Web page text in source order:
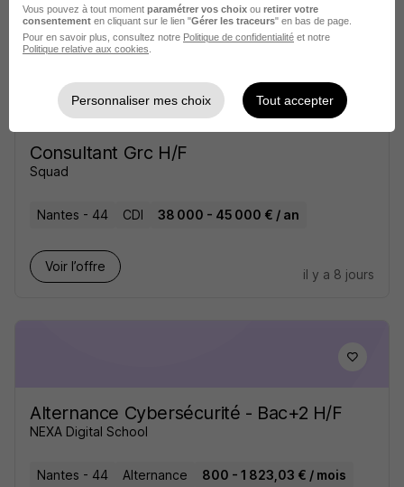
Voir l’offre
il y a 21 jours
Consultant Grc H/F
Squad
Nantes - 44 CDI 38 000 - 45 000 € / an
Voir l’offre
il y a 8 jours
Alternance Cybersécurité - Bac+2 H/F
NEXA Digital School
Nantes - 44 Alternance
800 - 1 823,03 € / mois
Vous pouvez à tout moment paramétrer vos choix ou retirer votre
consentement en cliquant sur le lien "Gérer les traceurs" en bas de page.
Pour en savoir plus, consultez notre Politique de confidentialité et notre
Politique relative aux cookies
Personnaliser mes choix Tout accepter